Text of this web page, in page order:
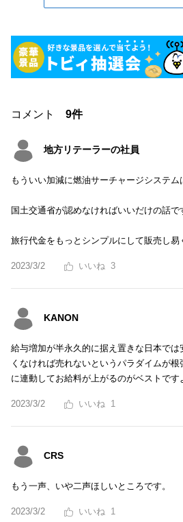
コメント 9件
地方リテーラーの社員
もういい加減に燃油サーチャージシステム
国土交通省が認めなければいいだけの話で
旅行代金をもっとシンプルにして販売し易
2023/3/2 3
KANON
給与増加が半永久的に据え置きな日本で
くなければ売れないというパラダイムが
に連動してお給料が上がるのがベストです
2023/3/2 1
CRS
もう一声、いや二声ほしいところです。
2023/3/2 1